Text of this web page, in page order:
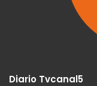
Diario Tvcanal5